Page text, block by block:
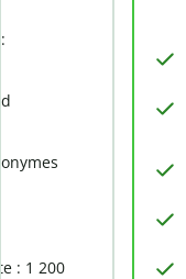
: 1 200